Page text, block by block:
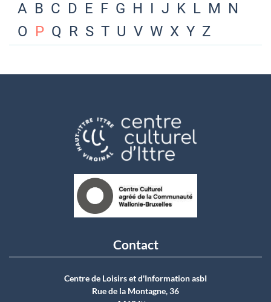
A B C D E F G H I J K L M N
O P Q R S T U V W X Y Z
Contact
Centre de Loisirs et d'Information asbI
Rue de la Montagne, 36